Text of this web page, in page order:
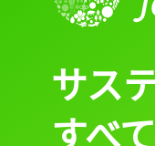
サス
すべ